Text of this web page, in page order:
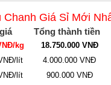
Chanh Giá Sỉ Mới
Tổng thành tiền
kg 18.750.000 VNĐ
lít
4.000.000 VNĐ
lít
900.000 VNĐ